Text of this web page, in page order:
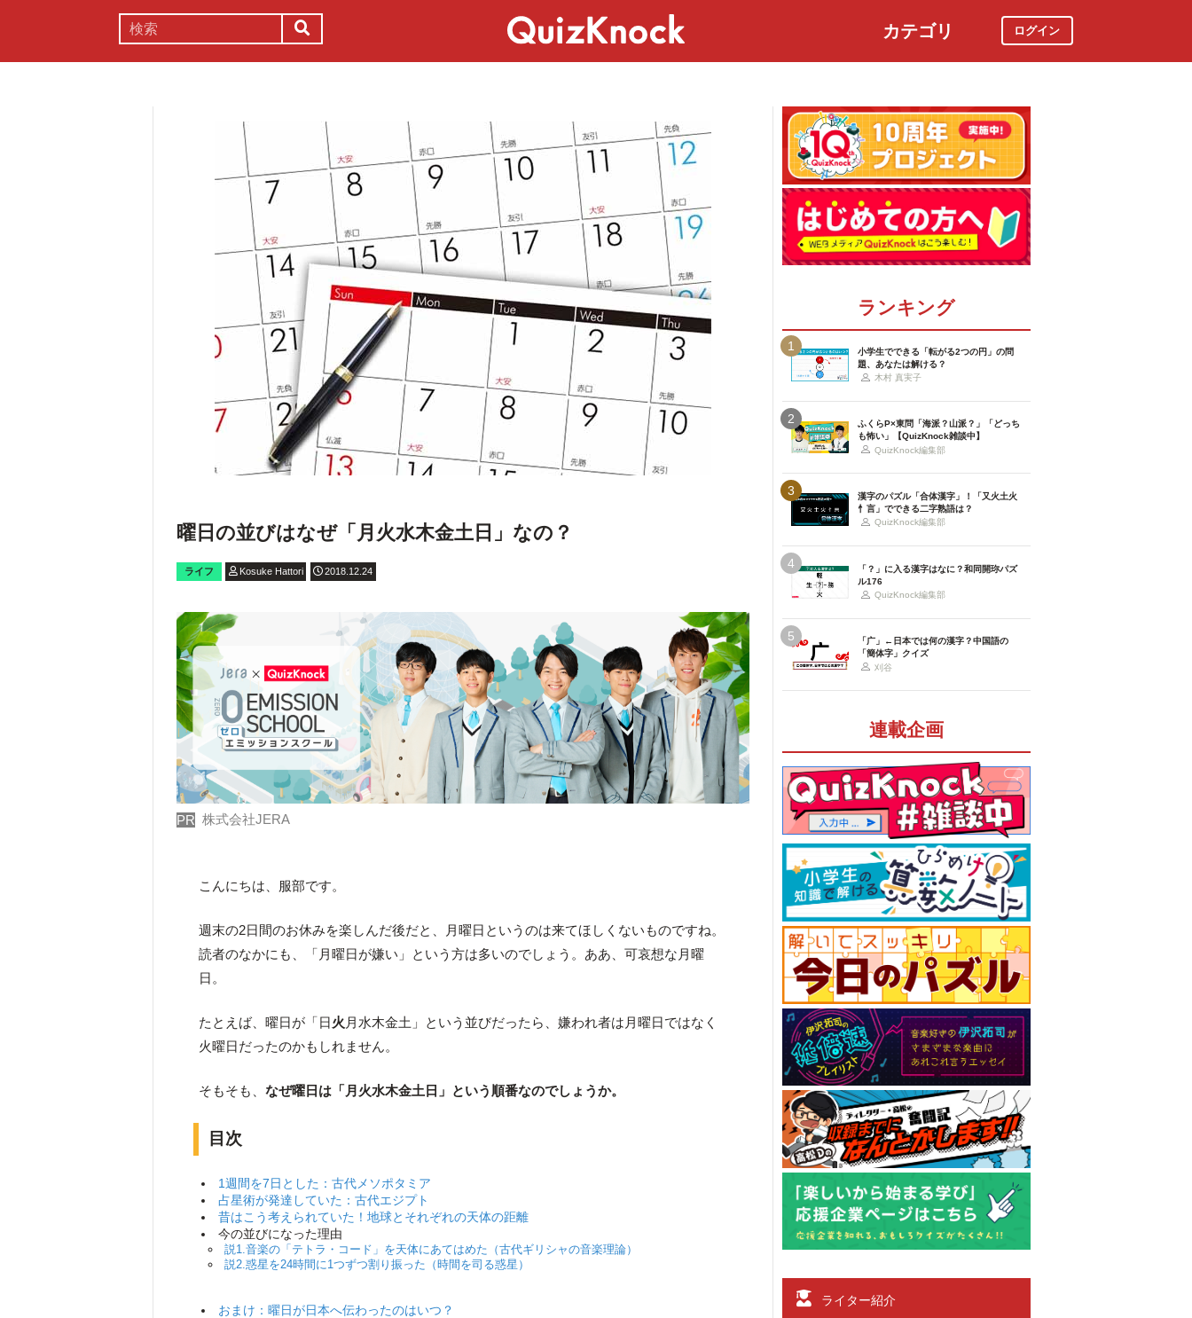
カテゴリ ログイン
曜日の並びはなぜ「月火水木金土日」なの？
ライフ Kosuke Hattori 2018.12.24
PR 株式会社JERA
こんにちは、服部です。
週末の2日間のお休みを楽しんだ後だと、月曜日というのは来てほしくないものですね。
読者のなかにも、「月曜日が嫌い」という方は多いのでしょう。ああ、可哀想な月曜
日。
たとえば、曜日が「日火 月水木金土」という並びだったら、嫌われ者は月曜日ではなく
火曜日だったのかもしれません。
そもそも、なぜ曜日は「月火水木金土日」という順番なのでしょうか。
目次
1週間を7日とした：古代メソポタミア
占星術が発達していた：古代エジプト
昔はこう考えられていた！地球とそれぞれの天体の距離
今の並びになった理由
説1.音楽の「テトラ・コード」を天体にあてはめた（古代ギリシャの音楽理論）
説2.惑星を24時間に1つずつ割り振った（時間を司る惑星）
おまけ：曜日が日本へ伝わったのはいつ？
ランキング
1
小学生でできる「転がる2つの円」の問
題、あなたは解ける？
木村 真実子
2
ふくらP×東問「海派？山派？」「どっち
も怖い」【QuizKnock雑談中】
QuizKnock編集部
3
漢字のパズル「合体漢字」！「又火土火
忄言」でできる二字熟語は？
QuizKnock編集部
4
「？」に入る漢字はなに？和同開珎パズ
ル176
QuizKnock編集部
5
「广」←日本では何の漢字？中国語の
「簡体字」クイズ
刈谷
連載企画
ライター紹介